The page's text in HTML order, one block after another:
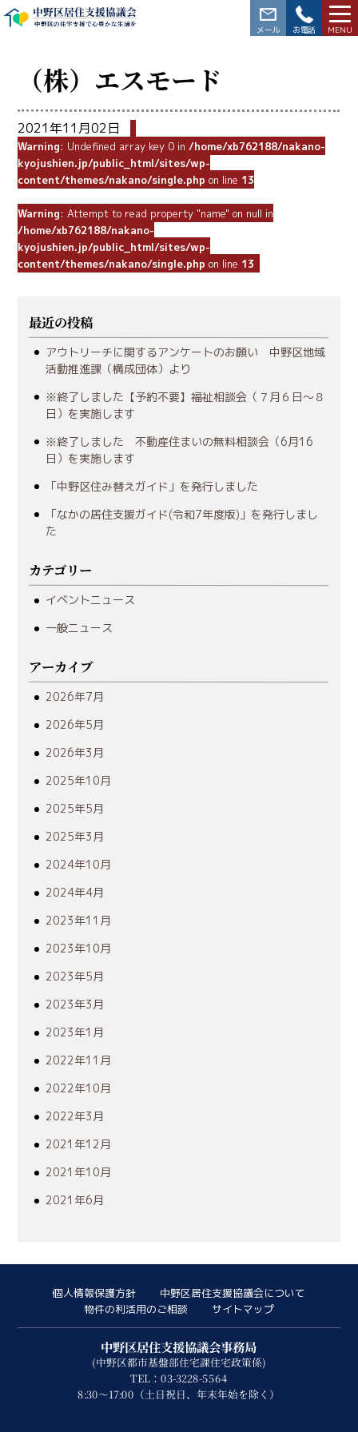
中野区居住支援協議会
中野区の住宅支援で心豊かな生活を
（株）エスモード
2021年11月02日
Warning: Undefined array key 0 in /home/xb762188/nakano-
kyojushien.jp/public_html/sites/wp-
content/themes/nakano/single.php on line 13
Warning: Attempt to read property "name" on null in
/home/xb762188/nakano-
kyojushien.jp/public_html/sites/wp-
content/themes/nakano/single.php on line 13
最近の投稿
アウトリーチに関するアンケートのお願い 中野区地域
活動推進課（構成団体）より
※終了しました【予約不要】福祉相談会（７月６日～８
日）を実施します
※終了しました 不動産住まいの無料相談会（6月16
日）を実施します
「中野区住み替えガイド」を発行しました
「なかの居住支援ガイド(令和7年度版)」を発行しまし
た
カテゴリー
イベントニュース
一般ニュース
アーカイブ
2026年7月
2026年5月
2026年3月
2025年10月
2025年5月
2025年3月
2024年10月
2024年4月
2023年11月
2023年10月
2023年5月
2023年3月
2023年1月
2022年11月
2022年10月
2022年3月
2021年12月
2021年10月
2021年6月
個人情報保護方針
中野区居住支援協議会について
物件の利活用のご相談
サイトマップ
中野区居住支援協議会事務局
(中野区都市基盤部住宅課住宅政策係)
TEL：03-3228-5564
8:30～17:00（土日祝日、年末年始を除く）